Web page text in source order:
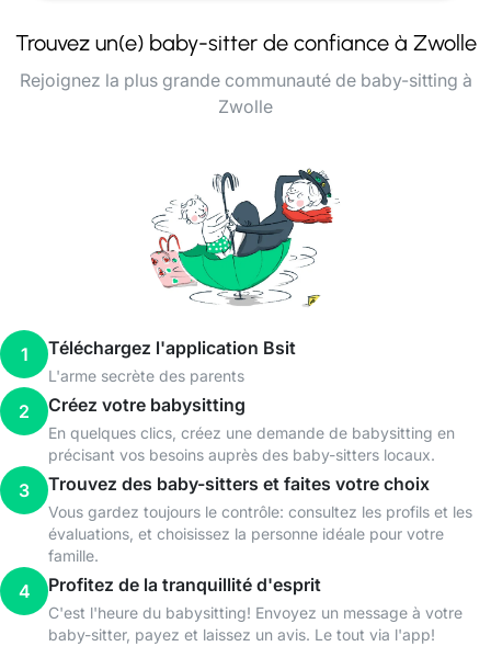
Trouvez un(e) baby-sitter de confiance à Zwolle
Rejoignez la plus grande communauté de baby-sitting à
Zwolle
1 Téléchargez l'application Bsit
L'arme secrète des parents
2 Créez votre babysitting
En quelques clics, créez une demande de babysitting en
précisant vos besoins auprès des baby-sitters locaux.
3 Trouvez des baby-sitters et faites votre choix
Vous gardez toujours le contrôle: consultez les profils et les
évaluations, et choisissez la personne idéale pour votre
famille.
4 Profitez de la tranquillité d'esprit
C'est l'heure du babysitting! Envoyez un message à votre
baby-sitter, payez et laissez un avis. Le tout via l'app!